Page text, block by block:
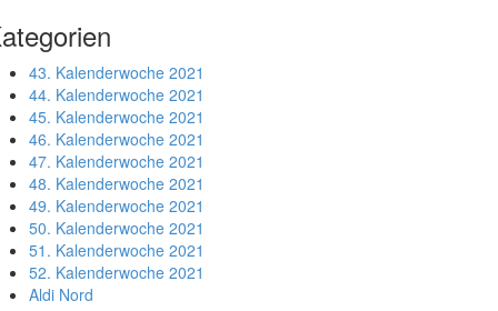
43. Kalenderwoche 2021
44. Kalenderwoche 2021
45. Kalenderwoche 2021
46. Kalenderwoche 2021
47. Kalenderwoche 2021
48. Kalenderwoche 2021
49. Kalenderwoche 2021
50. Kalenderwoche 2021
51. Kalenderwoche 2021
52. Kalenderwoche 2021
Aldi Nord